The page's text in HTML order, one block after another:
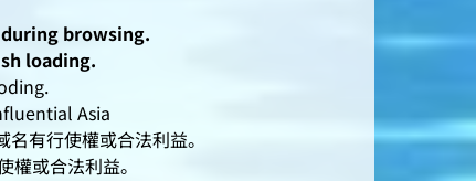
browsing.
loading.
Asia
有行使權或合法利益。
或合法利益。